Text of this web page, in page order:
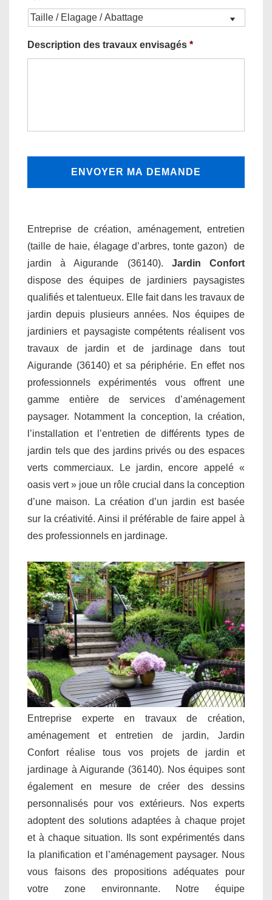
Description des travaux envisagés *
Entreprise de création, aménagement, entretien
(taille de haie, élagage d’arbres, tonte gazon) de
jardin à Aigurande (36140). Jardin Confort
dispose des équipes de jardiniers paysagistes
qualifiés et talentueux. Elle fait dans les travaux de
jardin depuis plusieurs années. Nos équipes de
jardiniers et paysagiste compétents réalisent vos
travaux de jardin et de jardinage dans tout
Aigurande (36140) et sa périphérie. En effet nos
professionnels expérimentés vous offrent une
gamme entière de services d’aménagement
paysager. Notamment la conception, la création,
l’installation et l’entretien de différents types de
jardin tels que des jardins privés ou des espaces
verts commerciaux. Le jardin, encore appelé «
oasis vert » joue un rôle crucial dans la conception
d’une maison. La création d’un jardin est basée
sur la créativité. Ainsi il préférable de faire appel à
des professionnels en jardinage.
Entreprise experte en travaux de création,
aménagement et entretien de jardin, Jardin
Confort réalise tous vos projets de jardin et
jardinage à Aigurande (36140). Nos équipes sont
également en mesure de créer des dessins
personnalisés pour vos extérieurs. Nos experts
adoptent des solutions adaptées à chaque projet
et à chaque situation. Ils sont expérimentés dans
la planification et l’aménagement paysager. Nous
vous faisons des propositions adéquates pour
votre zone environnante. Notre équipe